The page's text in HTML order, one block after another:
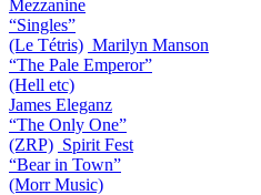
Mezzanine
“Singles”
(Le Tétris) Marilyn Manson
“The Pale Emperor”
(Hell etc)
James Eleganz
“The Only One”
(ZRP) Spirit Fest
“Bear in Town”
(Morr Music)